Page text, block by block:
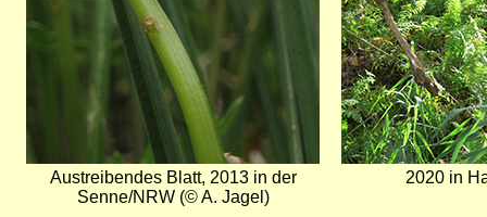
Austreibendes Blatt, 2013 in der
Senne/NRW (© A. Jagel)
2020 in